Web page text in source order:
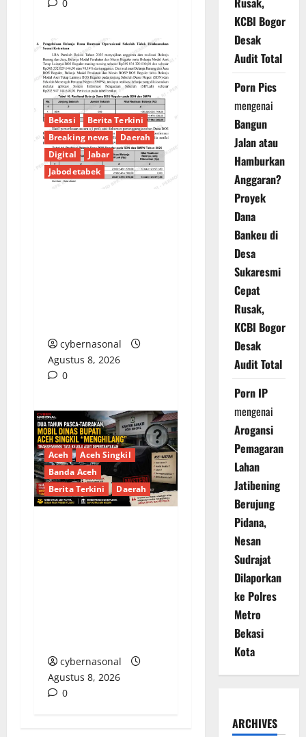
0
Bekasi
Berita Terkini
Breaking news
Daerah
Digital
Jabar
Jabodetabek
cybernasonal
Agustus 8, 2026
0
Aceh
Aceh Singkil
Banda Aceh
Berita Terkini
Daerah
cybernasonal
Agustus 8, 2026
0
KCBI Bogor
Desak
Audit Total
Porn Pics
mengenai
Bangun
Jalan atau
Hamburkan
Anggaran?
Proyek
Dana
Bankeu di
Desa
Sukaresmi
Cepat
Rusak,
KCBI Bogor
Desak
Audit Total
Porn IP
mengenai
Arogansi
Pemagaran
Lahan
Jatibening
Berujung
Pidana,
Nesan
Sudrajat
Dilaporkan
ke Polres
Metro
Bekasi
Kota
ARCHIVES